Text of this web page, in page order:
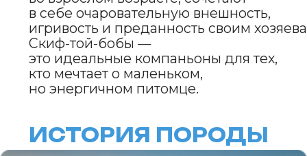
Скиф-той-боб был выведен
в России в 1980-х годах. Порода появилась
благодаря усилиям
заводчицы Елены Красниченко,
которая скрестила кошку
с коротким хвостом
и миниатюрными размерами
Название «той-боб» отражает
их маленький размер
(от англ. «toy» — игрушка)